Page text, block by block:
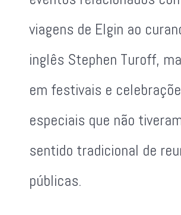
viagens de Elgin ao
inglês Stephen Turoff,
em festivais e
especiais que não
sentido tradicional de
públicas.